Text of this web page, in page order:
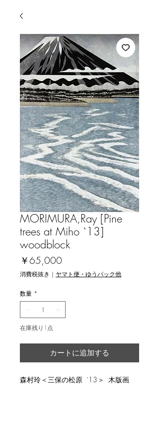
MORIMURA,Ray [Pine
trees at Miho `13]
woodblock
￥65,000
格
消費税抜き | ヤマト便・ゆうパック他
数量 *
在庫残り1点
カートに追加する
森村玲＜三保の松原 `13＞ 木版画